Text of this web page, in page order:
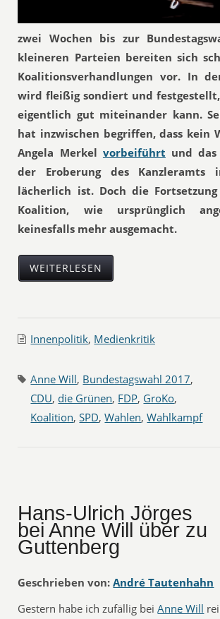
zwei Wochen bis zur
kleineren Parteien bereiten sich
Koalitionsverhandlungen vor. In
wird fleißig sondiert und festgestellt,
eigentlich gut miteinander kann.
hat inzwischen begriffen, dass kein
Angela Merkel vorbeiführt und
der Eroberung des Kanzleramts
lächerlich ist. Doch die
Koalition, wie ursprünglich
keinesfalls mehr ausgemacht.
WEITERLESEN
Innenpolitik, Medienkritik
Anne Will, Bundestagswahl 2017,
CDU, die Grünen, FDP, GroKo,
Koalition,SPD,Wahlen,Wahlkampf
Hans-Ulrich Jörges
bei Anne Will über zu
Guttenberg
Geschrieben von: André Tautenhahn
Gestern habe ich zufällig beiAnne Will